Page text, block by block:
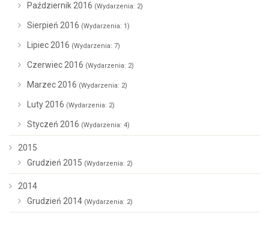
Październik 2016 (Wydarzenia: 2)
Sierpień 2016 (Wydarzenia: 1)
Lipiec 2016 (Wydarzenia: 7)
Czerwiec 2016 (Wydarzenia: 2)
Marzec 2016 (Wydarzenia: 2)
Luty 2016 (Wydarzenia: 2)
Styczeń 2016 (Wydarzenia: 4)
2015
Grudzień 2015 (Wydarzenia: 2)
2014
Grudzień 2014 (Wydarzenia: 2)